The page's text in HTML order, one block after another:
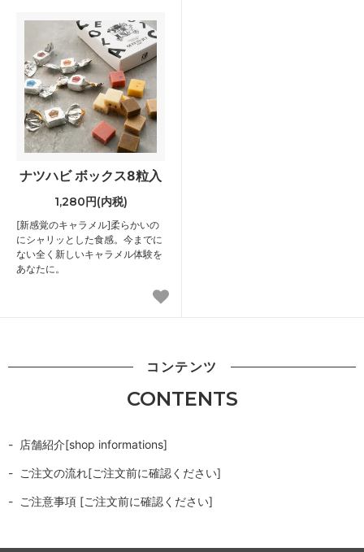
ナツハビ ボックス8粒入
1,280円(内税)
[新感覚のキャラメル]柔らかいの
にシャリッとした食感。今までに
ない全く新しいキャラメル体験を
あなたに。
コンテンツ
CONTENTS
店舗紹介[shop informations]
ご注文の流れ[ご注文前に確認ください]
ご注意事項 [ご注文前に確認ください]